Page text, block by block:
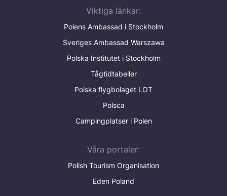
Viktiga länkar:
Polens Ambassad i Stockholm
Sveriges Ambassad Warszawa
Polska Institutet i Stockholm
Tågtidtabeller
Polska flygbolaget LOT
Polsca
Campingplatser i Polen
Våra portaler:
Polish Tourism Organisation
Eden Poland